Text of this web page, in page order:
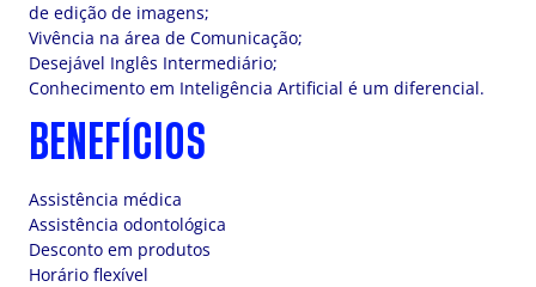
de edição de imagens;
Vivência na área de Comunicação;
Desejável Inglês Intermediário;
Conhecimento em Inteligência Artificial é um diferencial.
BENEFÍCIOS
Assistência médica
Assistência odontológica
Desconto em produtos
Horário flexível